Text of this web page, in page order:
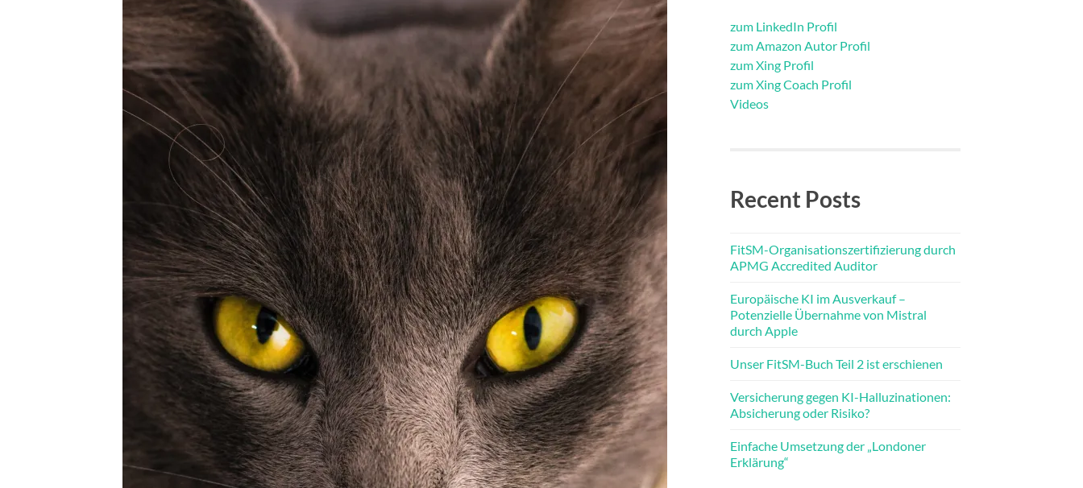
zum LinkedIn Profil
zum Amazon Autor Profil
zum Xing Profil
zum Xing Coach Profil
Videos
Recent Posts
FitSM-Organisationszertifizierung durch
APMG Accredited Auditor
Europäische KI im Ausverkauf –
Potenzielle Übernahme von Mistral
durch Apple
Unser FitSM-Buch Teil 2 ist erschienen
Versicherung gegen KI-Halluzinationen:
Absicherung oder Risiko?
Einfache Umsetzung der „Londoner
Erklärung“